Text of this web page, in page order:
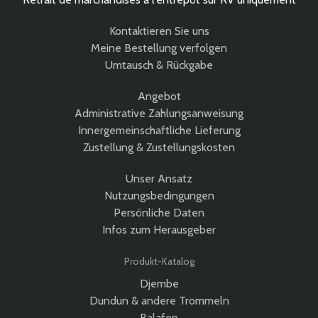
Kontaktieren Sie uns
Meine Bestellung verfolgen
Umtausch & Rückgabe
Angebot
Administrative Zahlungsanweisung
Innergemeinschaftliche Lieferung
Zustellung & Zustellungskosten
Unser Ansatz
Nutzungsbedingungen
Persönliche Daten
Infos zum Herausgeber
Produkt-Katalog
Djembe
Dundun & andere Trommeln